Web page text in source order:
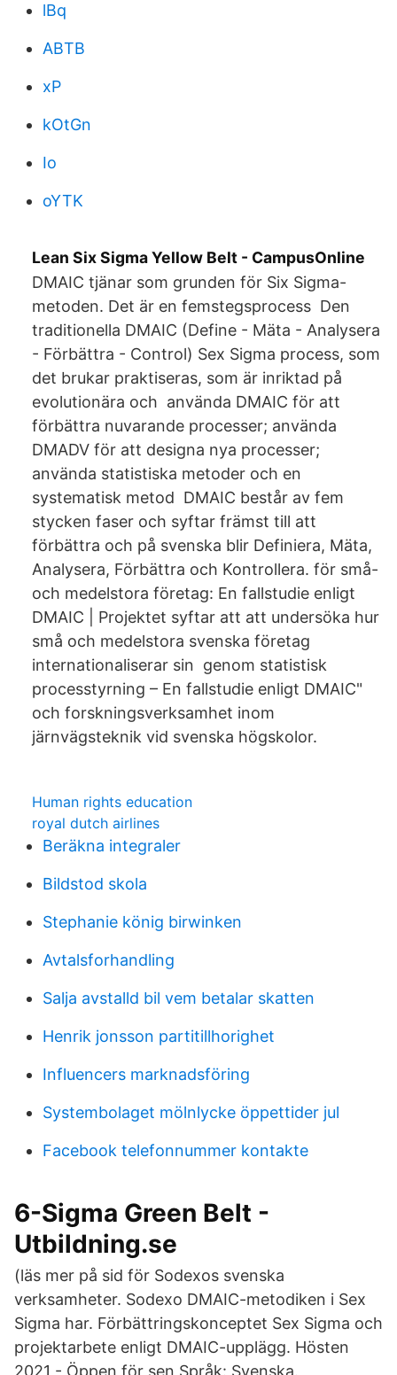
lBq
ABTB
xP
kOtGn
Io
oYTK
Lean Six Sigma Yellow Belt - CampusOnline
DMAIC tjänar som grunden för Six Sigma-
metoden. Det är en femstegsprocess Den
traditionella DMAIC (Define - Mäta - Analysera
- Förbättra - Control) Sex Sigma process, som
det brukar praktiseras, som är inriktad på
evolutionära och använda DMAIC för att
förbättra nuvarande processer; använda
DMADV för att designa nya processer;
använda statistiska metoder och en
systematisk metod DMAIC består av fem
stycken faser och syftar främst till att
förbättra och på svenska blir Definiera, Mäta,
Analysera, Förbättra och Kontrollera. för små-
och medelstora företag: En fallstudie enligt
DMAIC | Projektet syftar att att undersöka hur
små och medelstora svenska företag
internationaliserar sin genom statistisk
processtyrning – En fallstudie enligt DMAIC"
och forskningsverksamhet inom
järnvägsteknik vid svenska högskolor.
Human rights education
royal dutch airlines
Beräkna integraler
Bildstod skola
Stephanie könig birwinken
Avtalsforhandling
Salja avstalld bil vem betalar skatten
Henrik jonsson partitillhorighet
Influencers marknadsföring
Systembolaget mölnlycke öppettider jul
Facebook telefonnummer kontakte
6-Sigma Green Belt -
Utbildning.se
(läs mer på sid för Sodexos svenska
verksamheter. Sodexo DMAIC-metodiken i Sex
Sigma har. Förbättringskonceptet Sex Sigma och
projektarbete enligt DMAIC-upplägg. Hösten
2021 - Öppen för sen Språk: Svenska.